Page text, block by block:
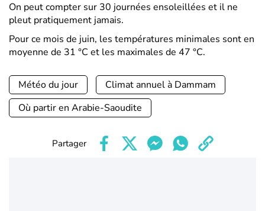
On peut compter sur 30 journées ensoleillées et il ne
pleut pratiquement jamais.
Pour ce mois de juin, les températures minimales sont en
moyenne de 31 °C et les maximales de 47 °C.
Météo du jour
Climat annuel à Dammam
Où partir en Arabie-Saoudite
Partager